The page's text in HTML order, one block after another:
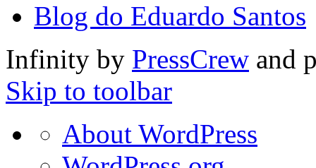
Blog do Eduardo Santos
Infinity by PressCrew and
Skip to toolbar
WordPressAbout WordPress